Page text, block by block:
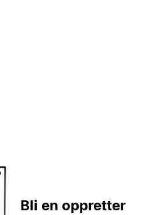
Bli en oppretter